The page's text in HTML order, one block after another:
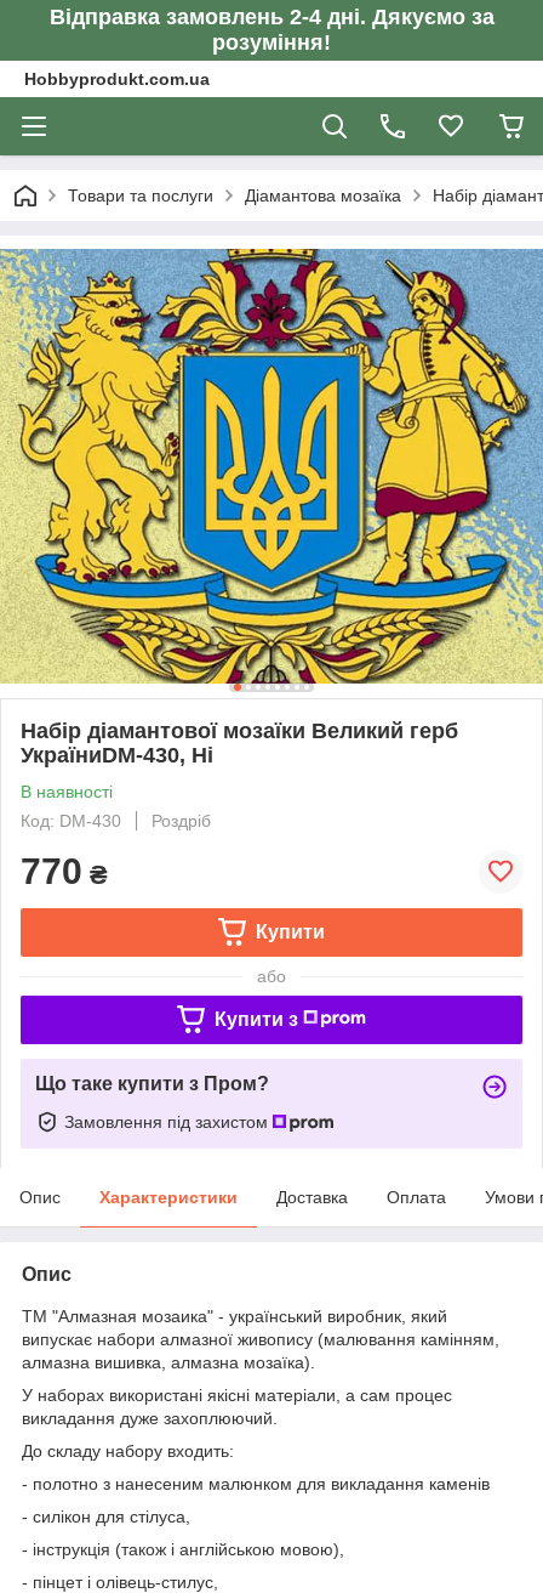
Відправка замовлень 2-4 дні. Дякуємо за
розуміння!
Hobbyprodukt.com.ua
Товари та послуги Діамантова мозаїка Набір
Набір діамантової мозаїки Великий герб
УкраїниDM-430, Ні
В наявності
Код: DM-430
Роздріб
770 ₴
Купити
або
Купити з
Що таке купити з Пром?
Замовлення під захистом
Опис Характеристики Доставка Оплата Умови
Опис
ТМ "Алмазная мозаика" - український виробник, який
випускає набори алмазної живопису (малювання камінням,
алмазна вишивка, алмазна мозаїка).
У наборах використані якісні матеріали, а сам процес
викладання дуже захоплюючий.
До складу набору входить:
- полотно з нанесеним малюнком для викладання каменів
- силікон для стілуса,
- інструкція (також і англійською мовою),
- пінцет і олівець-стилус,